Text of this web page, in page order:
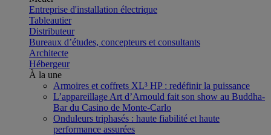
Entreprise d'installation électrique
Tableautier
Distributeur
Bureaux d’études, concepteurs et consultants
Architecte
Hébergeur
À la une
Armoires et coffrets XL³ HP : redéfinir la puissance
L’appareillage Art d’Arnould fait son show au Buddha-
Bar du Casino de Monte-Carlo
Onduleurs triphasés : haute fiabilité et haute
performance assurées